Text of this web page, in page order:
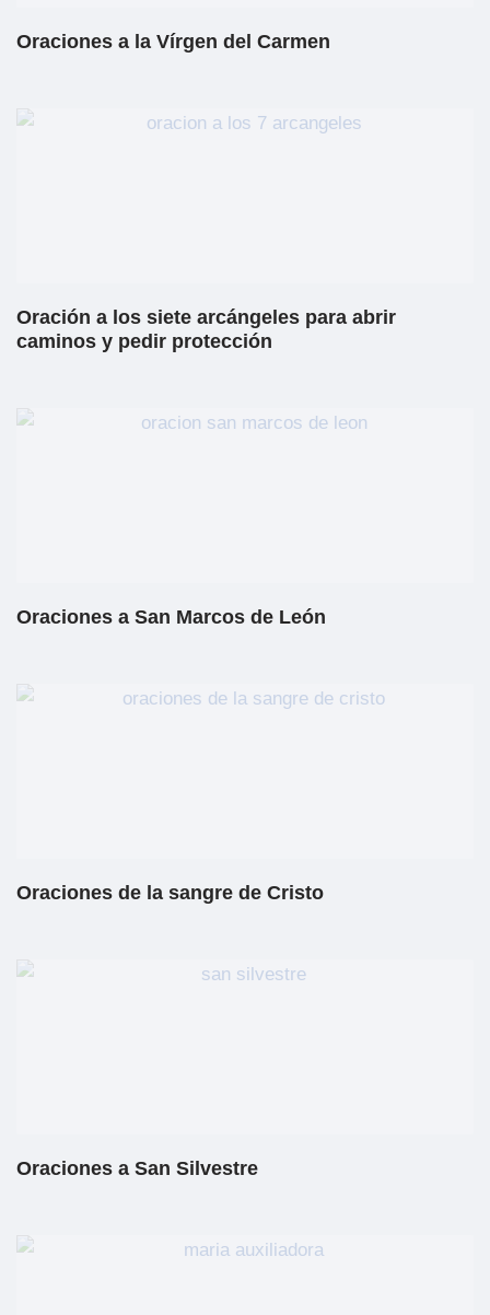
Oraciones a la Vírgen del Carmen
Oración a los siete arcángeles para abrir
caminos y pedir protección
Oraciones a San Marcos de León
Oraciones de la sangre de Cristo
Oraciones a San Silvestre